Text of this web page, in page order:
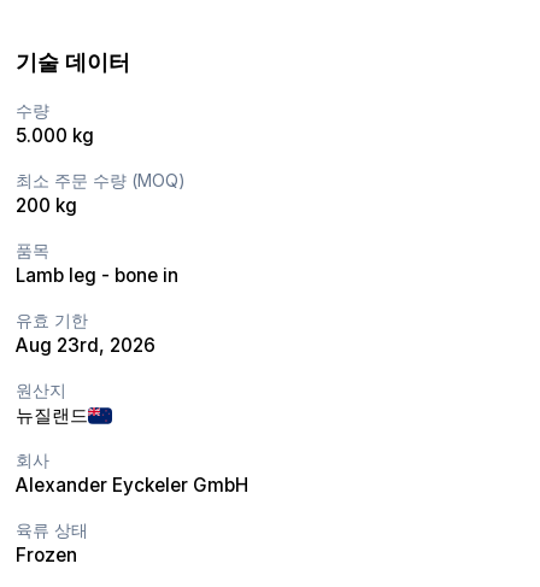
기술 데이터
수량
5.000 kg
최소 주문 수량 (MOQ)
200 kg
품목
Lamb leg - bone in
유효 기한
Aug 23rd, 2026
원산지
뉴질랜드
회사
Alexander Eyckeler GmbH
육류 상태
Frozen